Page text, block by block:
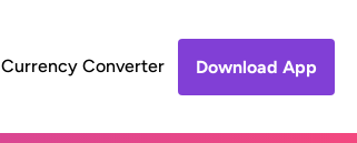
Currency Converter Download App